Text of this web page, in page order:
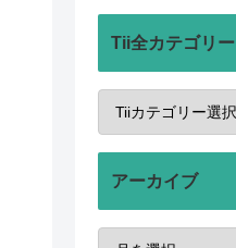
Tii全カテゴリー
アーカイブ